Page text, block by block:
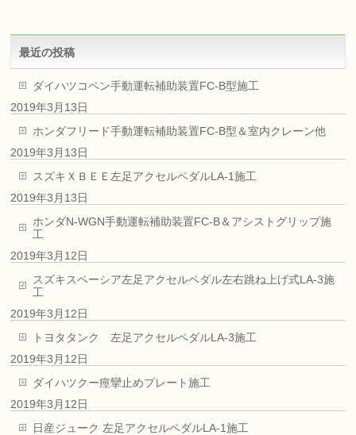
最近の投稿
ダイハツコペン手動運転補助装置FC-B型施工
2019年3月13日
ホンダフリード手動運転補助装置FC-B型＆室内クレーン他
2019年3月13日
スズキＸＢＥＥ左足アクセルペダルLA-1施工
2019年3月13日
ホンダN-WGN手動運転補助装置FC-B＆アシストグリップ施
工
2019年3月12日
スズキスペーシア左足アクセルペダル左右跳ね上げ式LA-3施
工
2019年3月12日
トヨタタンク 左足アクセルペダルLA-3施工
2019年3月12日
ダイハツクー痙攣止めプレート施工
2019年3月12日
日産ジューク 左足アクセルペダルLA-1施工